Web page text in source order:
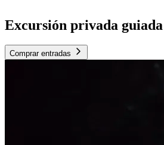
Excursión privada
Comprar entradas